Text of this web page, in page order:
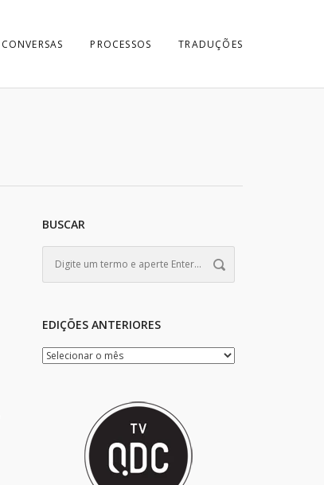
CONVERSAS PROCESSOS TRADUÇÕES
BUSCAR
EDIÇÕES ANTERIORES